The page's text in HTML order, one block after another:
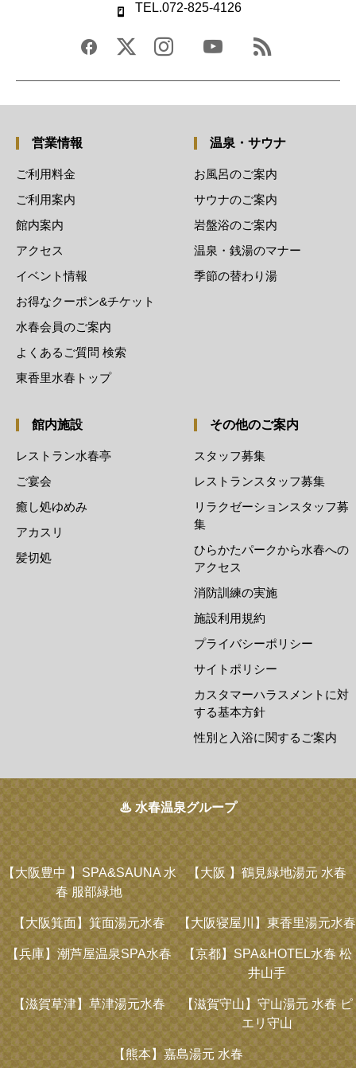
TEL.072-825-4126
営業情報
ご利用料金
ご利用案内
館内案内
アクセス
イベント情報
お得なクーポン&チケット
水春会員のご案内
よくあるご質問 検索
東香里水春トップ
温泉・サウナ
お風呂のご案内
サウナのご案内
岩盤浴のご案内
温泉・銭湯のマナー
季節の替わり湯
館内施設
レストラン水春亭
ご宴会
癒し処ゆめみ
アカスリ
髪切処
その他のご案内
スタッフ募集
レストランスタッフ募集
リラクゼーションスタッフ募
集
ひらかたパークから水春への
アクセス
消防訓練の実施
施設利用規約
プライバシーポリシー
サイトポリシー
カスタマーハラスメントに対
する基本方針
性別と入浴に関するご案内
♨ 水春温泉グループ
【大阪豊中 】SPA&SAUNA 水
春 服部緑地
【大阪 】鶴見緑地湯元 水春
【大阪箕面】箕面湯元水春 【大阪寝屋川】 東香里湯元水春
【兵庫】潮芦屋温泉SPA水春 【京都】SPA&HOTEL水春 松
井山手
【滋賀草津】草津湯元水春 【滋賀守山】守山湯元 水春 ピ
エリ守山
【熊本】嘉島湯元 水春